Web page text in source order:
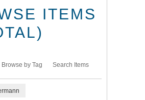
ITEMS
Browse by Tag Search Items